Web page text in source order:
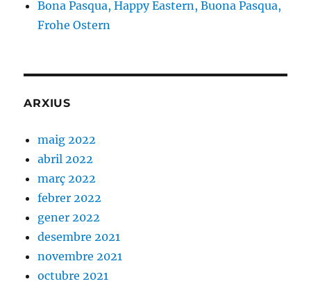
Bona Pasqua, Happy Eastern, Buona Pasqua,
Frohe Ostern
ARXIUS
maig 2022
abril 2022
març 2022
febrer 2022
gener 2022
desembre 2021
novembre 2021
octubre 2021